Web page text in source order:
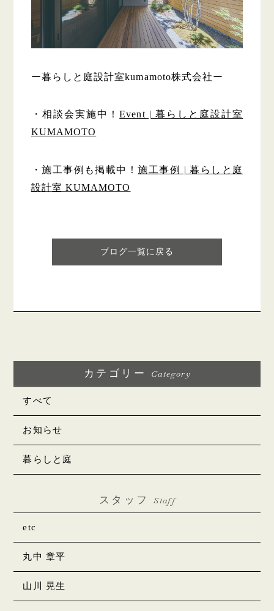
ー暮らしと庭設計室kumamoto株式会社ー
・相談会実施中！Event | 暮らしと庭設計室
KUMAMOTO
・施工事例も掲載中！施工事例 | 暮らしと庭
設計室 KUMAMOTO
ブログ一覧に戻る
カテゴリー Category
すべて
お知らせ
暮らしと庭
スタッフ Staff
etc
丸中 章平
山川 晃生